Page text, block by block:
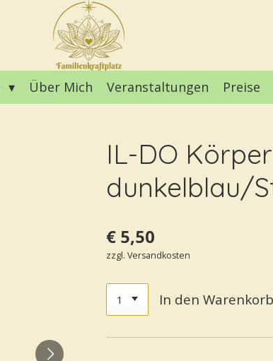
Über Mich Veranstaltungen Preise
IL-DO
dunkelblau/
€ 5,50
zzgl. Versandkosten
In den Warenkorb